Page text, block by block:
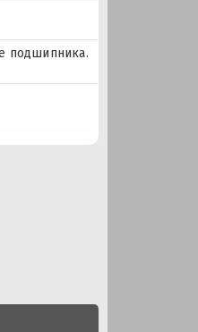
подшипника.